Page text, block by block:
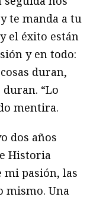
te manda a tu
el éxito están
y en todo:
duran,
“Lo
mentira.
dos años
Historia
mi pasión, las
mismo. Una